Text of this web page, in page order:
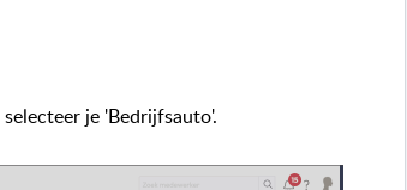
je 'Bedrijfsauto'.